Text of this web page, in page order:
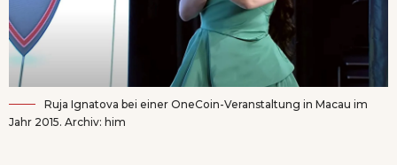
Ruja Ignatova bei einer OneCoin-Veranstaltung in Macau im
Jahr 2015. Archiv: him